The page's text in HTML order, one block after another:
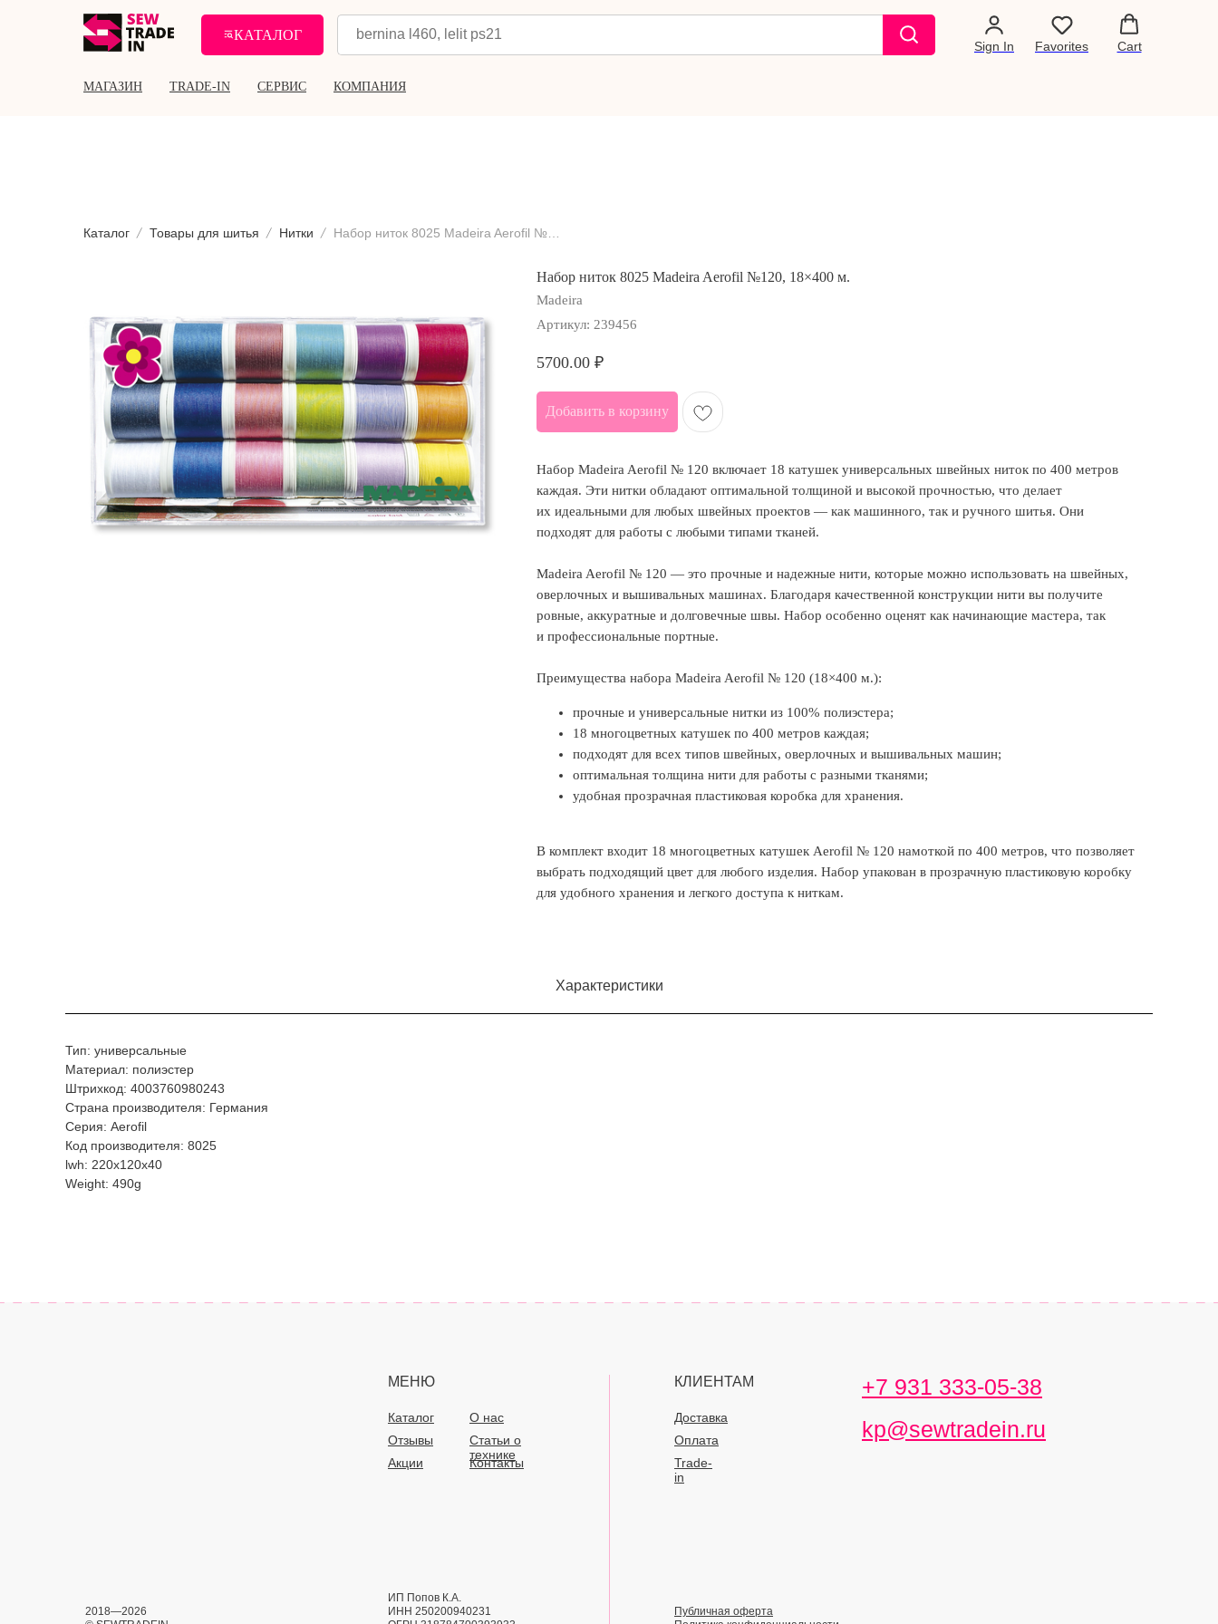
КАТАЛОГ
Sign In Favorites Cart
МАГАЗИН TRADE-IN СЕРВИС КОМПАНИЯ
Каталог Товары для шитья Нитки
Набор ниток 8025 Madeira Aerofil №120, 18×400 м.
Madeira
Артикул: 239456
5700.00 ₽
Добавить в корзину
Набор Madeira Aerofil № 120 включает 18 катушек универсальных швейных ниток по 400 метров
каждая. Эти нитки обладают оптимальной толщиной и высокой прочностью, что делает
их идеальными для любых швейных проектов — как машинного, так и ручного шитья. Они
подходят для работы с любыми типами тканей.
Madeira Aerofil № 120 — это прочные и надежные нити, которые можно использовать на швейных,
оверлочных и вышивальных машинах. Благодаря качественной конструкции нити вы получите
ровные, аккуратные и долговечные швы. Набор особенно оценят как начинающие мастера, так
и профессиональные портные.
Преимущества набора Madeira Aerofil № 120 (18×400 м.):
прочные и универсальные нитки из 100% полиэстера;
18 многоцветных катушек по 400 метров каждая;
подходят для всех типов швейных, оверлочных и вышивальных машин;
оптимальная толщина нити для работы с разными тканями;
удобная прозрачная пластиковая коробка для хранения.
В комплект входит 18 многоцветных катушек Aerofil № 120 намоткой по 400 метров, что позволяет
выбрать подходящий цвет для любого изделия. Набор упакован в прозрачную пластиковую коробку
для удобного хранения и легкого доступа к ниткам.
Характеристики
Тип: универсальные
Материал: полиэстер
Штрихкод: 4003760980243
Страна производителя: Германия
Серия: Aerofil
Код производителя: 8025
lwh: 220x120x40
Weight: 490g
МЕНЮ КЛИЕНТАМ
Каталог О нас
Доставка
Статьи о
технике
Оплата
Отзывы
Акции
Контакты
Trade-
in
+7 931 333-05-38
kp@sewtradein.ru
ИП Попов К.А.
ИНН 250200940231
Публичная оферта
2018—2026